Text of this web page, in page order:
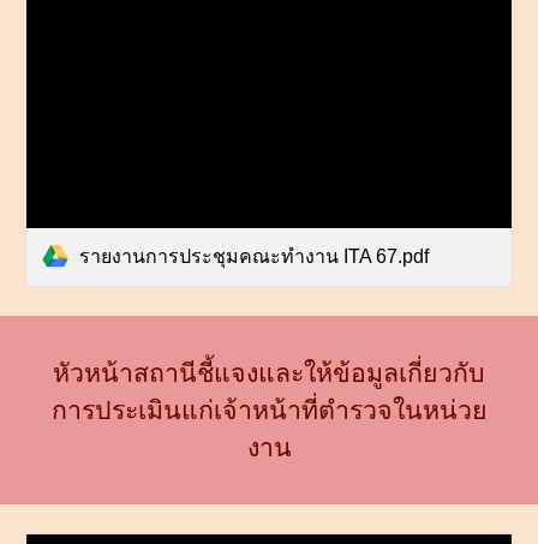
รายงานการประชุมคณะทำงาน ITA 67.pdf
หัวหน้าสถานีชี้แจงและให้ข้อมูลเกี่ยวกับ
การประเมินแก่เจ้าหน้าที่ตำรวจในหน่วย
งาน